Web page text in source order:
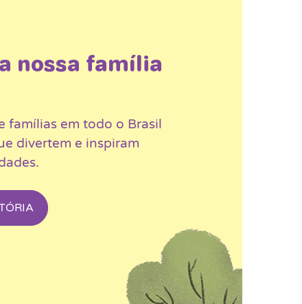
nossa família
famílias em todo o Brasil
divertem e inspiram